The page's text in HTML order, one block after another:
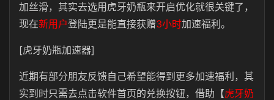
加丝滑，其实去选用虎牙奶瓶来开启优化就很关键了，
现在新用户登陆更是能直接获赠3小时加速福利。
[虎牙奶瓶加速器]
近期有部分朋友反馈自己希望能得到更多加速福利，其
实到时只需去点击软件首页的兑换按钮，借助【虎牙奶